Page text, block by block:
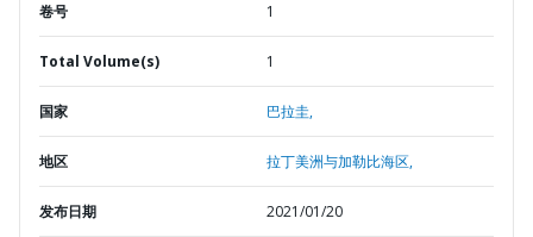
卷号 1
Total Volume(s) 1
国家 巴拉圭,
地区 拉丁美洲与加勒比海区,
发布日期 2021/01/20